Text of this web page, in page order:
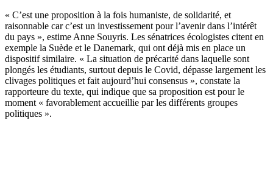
« C’est une proposition à la fois humaniste, de solidarité, et
raisonnable car c’est un investissement pour l’avenir dans l’intérêt
du pays », estime Anne Souyris. Les sénatrices écologistes citent en
exemple la Suède et le Danemark, qui ont déjà mis en place un
dispositif similaire. « La situation de précarité dans laquelle sont
plongés les étudiants, surtout depuis le Covid, dépasse largement les
clivages politiques et fait aujourd’hui consensus », constate la
rapporteure du texte, qui indique que sa proposition est pour le
moment « favorablement accueillie par les différents groupes
politiques ».